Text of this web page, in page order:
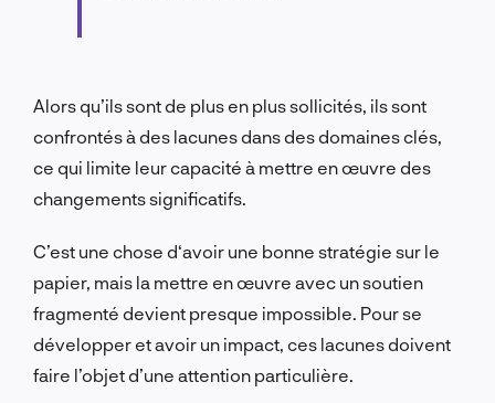
Alors qu’ils sont de plus en plus sollicités, ils sont
confrontés à des lacunes dans des domaines clés,
ce qui limite leur capacité à mettre en œuvre des
changements significatifs.
C’est une chose d‘avoir une bonne stratégie sur le
papier, mais la mettre en œuvre avec un soutien
fragmenté devient presque impossible. Pour se
développer et avoir un impact, ces lacunes doivent
faire l’objet d’une attention particulière.